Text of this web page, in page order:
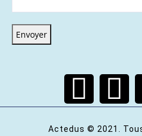
Envoyer
Actedus © 2021.